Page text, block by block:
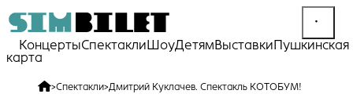
КонцертыСпектакли ШоуДетямВыставкиПушкинская
карта
>Спектакли>Дмитрий Куклачев. Спектакль КОТОБУМ!